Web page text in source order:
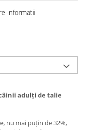
informatii
adulți de talie
nu mai puțin de 32%,